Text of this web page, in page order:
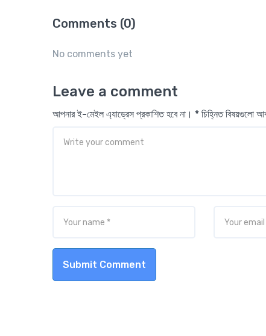
Comments (0)
No comments yet
Leave a comment
আপনার ই-মেইল এ্যাড্রেস প্রকাশিত হবে না। * চিহ্নিত বিষয়গুলো
Submit Comment